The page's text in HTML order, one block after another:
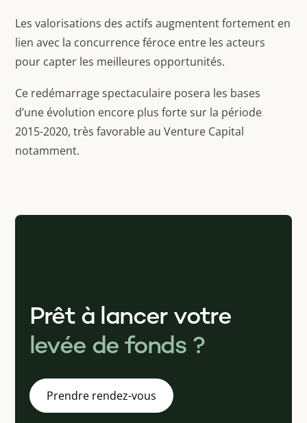
Les valorisations des actifs augmentent fortement en
lien avec la concurrence féroce entre les acteurs
pour capter les meilleures opportunités.
Ce redémarrage spectaculaire posera les bases
d’une évolution encore plus forte sur la période
2015-2020, très favorable au Venture Capital
notamment.
Prêt à lancer votre
levée de fonds ?
Prendre rendez-vous